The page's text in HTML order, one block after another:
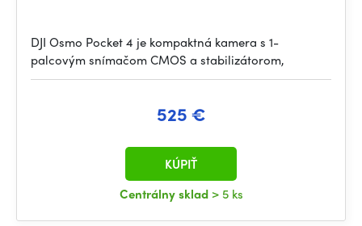
DJI Osmo Pocket 4 je kompaktná kamera s 1-
palcovým snímačom CMOS a stabilizátorom,
525 €
Centrálny sklad > 5 ks
KÚPIŤ